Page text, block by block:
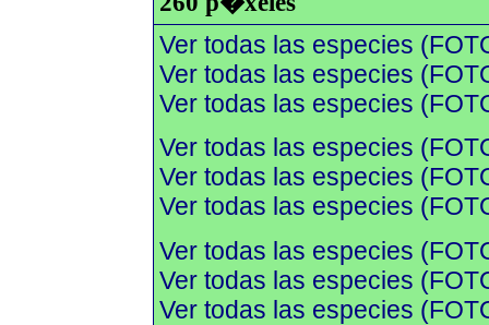
Ver todas las especies
Ver todas las especies
Ver todas las especies
Ver todas las especies
Ver todas las especies
Ver todas las especies
Ver todas las especies
Ver todas las especies
Ver todas las especies